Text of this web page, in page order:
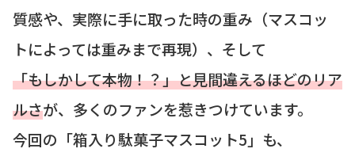
質感や、実際に手に取った時の重み（マスコッ
トによっては重みまで再現）、そして
「もしかして本物！？」と見間違えるほどのリア
ルさが、多くのファンを惹きつけています。
今回の「箱入り駄菓子マスコット5」も、